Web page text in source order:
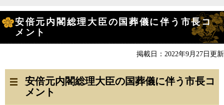
文
安倍元内閣総理大臣の国葬儀に伴う市長コ
メント
掲載日：2022年9月27日更新
安倍元内閣総理大臣の国葬儀に伴う市長コ
メント